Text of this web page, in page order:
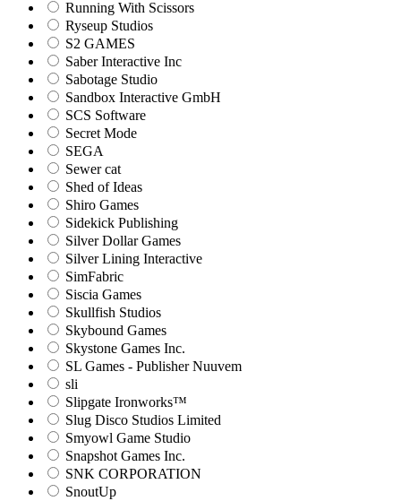
Running With Scissors
Ryseup Studios
S2 GAMES
Saber Interactive Inc
Sabotage Studio
Sandbox Interactive GmbH
SCS Software
Secret Mode
SEGA
Sewer cat
Shed of Ideas
Shiro Games
Sidekick Publishing
Silver Dollar Games
Silver Lining Interactive
SimFabric
Siscia Games
Skullfish Studios
Skybound Games
Skystone Games Inc.
SL Games - Publisher Nuuvem
sli
Slipgate Ironworks™
Slug Disco Studios Limited
Smyowl Game Studio
Snapshot Games Inc.
SNK CORPORATION
SnoutUp